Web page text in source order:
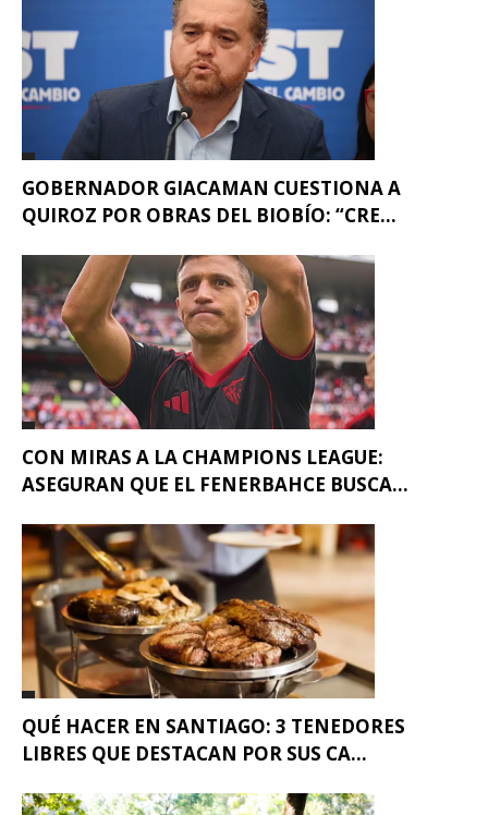
GOBERNADOR GIACAMAN CUESTIONA A
QUIROZ POR OBRAS DEL BIOBÍO: “CRE...
CON MIRAS A LA CHAMPIONS LEAGUE:
ASEGURAN QUE EL FENERBAHCE BUSCA...
QUÉ HACER EN SANTIAGO: 3 TENEDORES
LIBRES QUE DESTACAN POR SUS CA...